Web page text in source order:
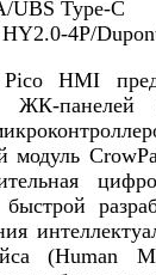
UBS Type-C
4P/
HMI
ЖК-панелей
модуль
быстрой
(Human